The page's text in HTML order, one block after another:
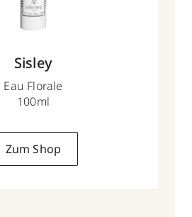
Sisley
Eau Florale
100ml
Zum Shop